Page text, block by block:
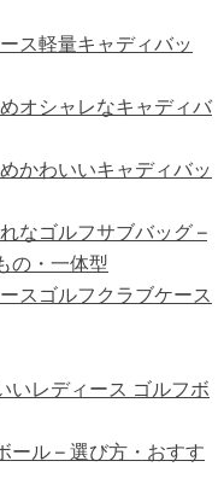
ス軽量キャディバッ
オシャレなキャディバ
かわいいキャディバッ
なゴルフサブバッグ –
の・一体型
スゴルフクラブケース
いレディース ゴルフボ
ール – 選び方・おすす